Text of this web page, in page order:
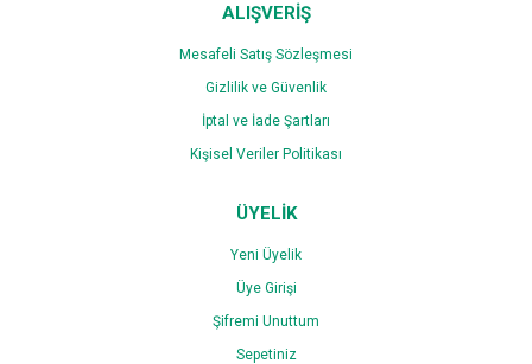
ALIŞVERİŞ
Mesafeli Satış Sözleşmesi
Gizlilik ve Güvenlik
İptal ve İade Şartları
Kişisel Veriler Politikası
ÜYELİK
Yeni Üyelik
Üye Girişi
Şifremi Unuttum
Sepetiniz